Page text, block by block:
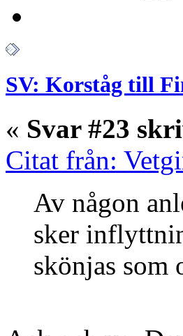
SV: Korståg till
« Svar #23
Citat från:
Av någon
sker
skönjas som